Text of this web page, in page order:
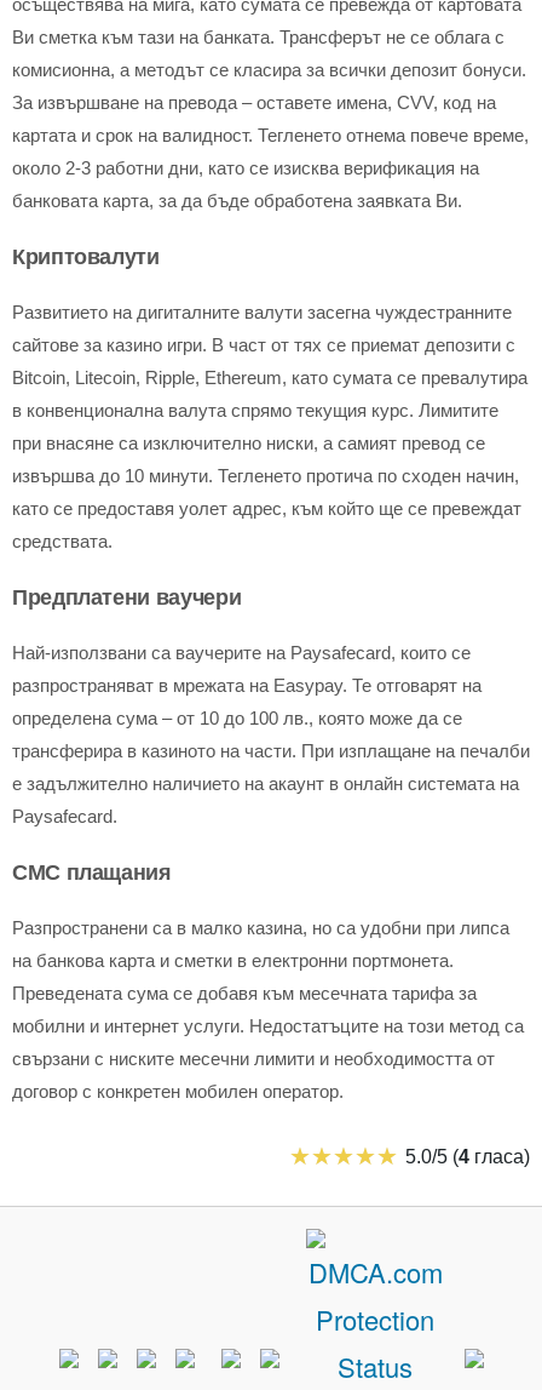
осъществява на мига, като сумата се превежда от картовата
Ви сметка към тази на банката. Трансферът не се облага с
комисионна, а методът се класира за всички депозит бонуси.
За извършване на превода – оставете имена, CVV, код на
картата и срок на валидност. Тегленето отнема повече време,
около 2-3 работни дни, като се изисква верификация на
банковата карта, за да бъде обработена заявката Ви.
Криптовалути
Развитието на дигиталните валути засегна чуждестранните
сайтове за казино игри. В част от тях се приемат депозити с
Bitcoin, Litecoin, Ripple, Ethereum, като сумата се превалутира
в конвенционална валута спрямо текущия курс. Лимитите
при внасяне са изключително ниски, а самият превод се
извършва до 10 минути. Тегленето протича по сходен начин,
като се предоставя уолет адрес, към който ще се превеждат
средствата.
Предплатени ваучери
Най-използвани са ваучерите на Paysafecard, които се
разпространяват в мрежата на Easypay. Те отговарят на
определена сума – от 10 до 100 лв., която може да се
трансферира в казиното на части. При изплащане на печалби
е задължително наличието на акаунт в онлайн системата на
Paysafecard.
СМС плащания
Разпространени са в малко казина, но са удобни при липса
на банкова карта и сметки в електронни портмонета.
Преведената сума се добавя към месечната тарифа за
мобилни и интернет услуги. Недостатъците на този метод са
свързани с ниските месечни лимити и необходимостта от
договор с конкретен мобилен оператор.
5.0/5 (4 гласа)